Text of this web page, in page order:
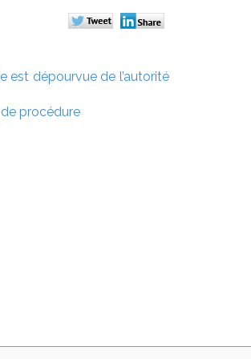
est dépourvue de l’autorité
procédure